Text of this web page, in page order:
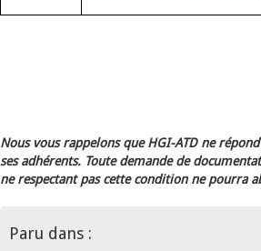
Nous vous rappelons que HGI-ATD ne
ses adhérents. Toute demande de
ne respectant pas cette condition ne pourra
Paru dans :